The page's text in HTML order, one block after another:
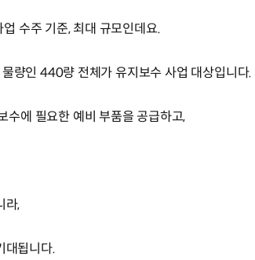
수주 기준, 최대 규모인데요.
량인 440량 전체가 유지보수 사업 대상입니다.
수에 필요한 예비 부품을 공급하고,
라,
대됩니다.